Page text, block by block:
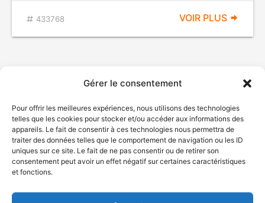
Gérer le consentement
Pour offrir les meilleures expériences, nous utilisons des technologies
telles que les cookies pour stocker et/ou accéder aux informations des
appareils. Le fait de consentir à ces technologies nous permettra de
traiter des données telles que le comportement de navigation ou les ID
uniques sur ce site. Le fait de ne pas consentir ou de retirer son
consentement peut avoir un effet négatif sur certaines caractéristiques
et fonctions.
433768 VOIR PLUS
© Gouvernement du Québec, 2026
Plan du site